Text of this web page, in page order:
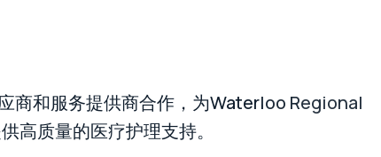
商和服务提供商合作，为Waterloo Regional
高质量的医疗护理支持。